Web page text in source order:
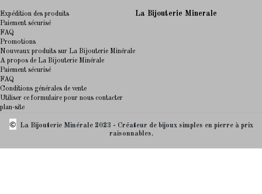
Expédition des produits
Paiement sécurisé
FAQ
Promotions
Nouveaux produits sur La Bijouterie Minérale
La Bijouterie Minerale
A propos de La Bijouterie Minérale
Paiement sécurisé
FAQ
Conditions générales de vente
Utiliser ce formulaire pour nous contacter
plan-site
© La Bijouterie Minérale 2023 - Créateur de bijoux simples en pierre à prix
raisonnables.